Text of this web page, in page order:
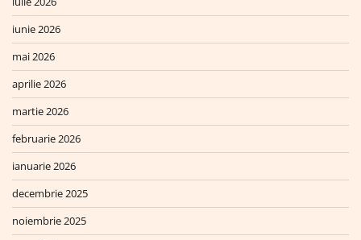
iunie 2026
mai 2026
aprilie 2026
martie 2026
februarie 2026
ianuarie 2026
decembrie 2025
noiembrie 2025